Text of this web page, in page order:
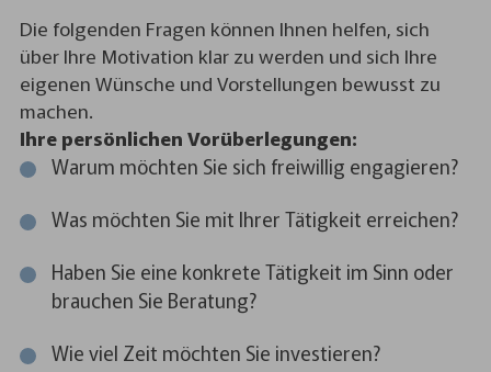
Die folgenden Fragen können Ihnen helfen, sich
über Ihre Motivation klar zu werden und sich Ihre
eigenen Wünsche und Vorstellungen bewusst zu
machen.
Ihre persönlichen Vorüberlegungen:
Warum möchten Sie sich freiwillig engagieren?
Was möchten Sie mit Ihrer Tätigkeit erreichen?
Haben Sie eine konkrete Tätigkeit im Sinn oder
brauchen Sie Beratung?
Wie viel Zeit möchten Sie investieren?